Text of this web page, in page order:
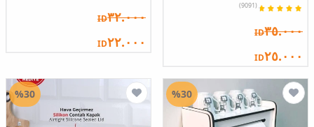
(9091)
ID٣٥.٠٠٠
ID٢٥.٠٠٠
ID٣٢.٠٠٠
ID٢٢.٠٠٠
%30
%30